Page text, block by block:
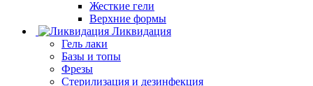
Жесткие гели
Верхние формы
Ликвидация
Гель лаки
Базы и топы
Фрезы
Стерилизация и дезинфекция